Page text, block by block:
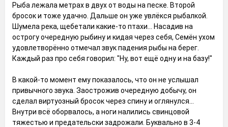
Рыба лежала метрах в двух от воды на песке. Второй
бросок и тоже удачно. Дальше он уже увлёкся рыбалкой.
Шумела река, щебетали какие-то птахи... Насадив на
острогу очередную рыбину и кидая через себя, Семён ухом
удовлетворённо отмечал звук падения рыбы на берег.
Каждый раз про себя говорил: "Ну, вот ещё одну и на базу!"
В какой-то момент ему показалось, что он не услышал
привычного звука. Заострожив очередную добычу, он
сделал виртуозный бросок через спину и оглянулся...
Внутри всё оборвалось, а ноги налились свинцовой
тяжестью и предательски задрожали. Буквально в 3-4